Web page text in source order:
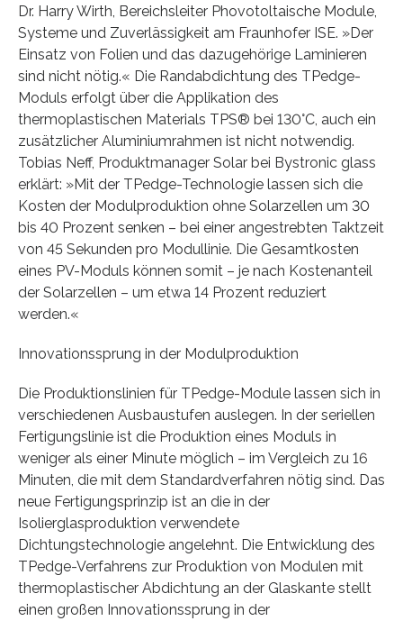
Dr. Harry Wirth, Bereichsleiter Phovotoltaische Module,
Systeme und Zuverlässigkeit am Fraunhofer ISE. »Der
Einsatz von Folien und das dazugehörige Laminieren
sind nicht nötig.« Die Randabdichtung des TPedge-
Moduls erfolgt über die Applikation des
thermoplastischen Materials TPS® bei 130°C, auch ein
zusätzlicher Aluminiumrahmen ist nicht notwendig.
Tobias Neff, Produktmanager Solar bei Bystronic glass
erklärt: »Mit der TPedge-Technologie lassen sich die
Kosten der Modulproduktion ohne Solarzellen um 30
bis 40 Prozent senken – bei einer angestrebten Taktzeit
von 45 Sekunden pro Modullinie. Die Gesamtkosten
eines PV-Moduls können somit – je nach Kostenanteil
der Solarzellen – um etwa 14 Prozent reduziert
werden.«
Innovationssprung in der Modulproduktion
Die Produktionslinien für TPedge-Module lassen sich in
verschiedenen Ausbaustufen auslegen. In der seriellen
Fertigungslinie ist die Produktion eines Moduls in
weniger als einer Minute möglich – im Vergleich zu 16
Minuten, die mit dem Standardverfahren nötig sind. Das
neue Fertigungsprinzip ist an die in der
Isolierglasproduktion verwendete
Dichtungstechnologie angelehnt. Die Entwicklung des
TPedge-Verfahrens zur Produktion von Modulen mit
thermoplastischer Abdichtung an der Glaskante stellt
einen großen Innovationssprung in der